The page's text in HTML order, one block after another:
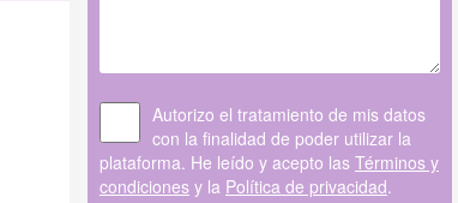
Autorizo el tratamiento de mis datos
con la finalidad de poder utilizar la
plataforma. He leído y acepto las Términos y
condicionesy la Política de privacidad.